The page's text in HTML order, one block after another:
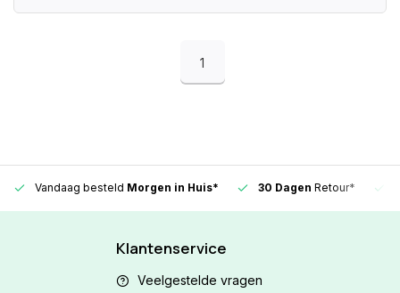
1
Vandaag besteld Morgen in Huis* 30 Dagen Retour*
Klantenservice
Veelgestelde vragen